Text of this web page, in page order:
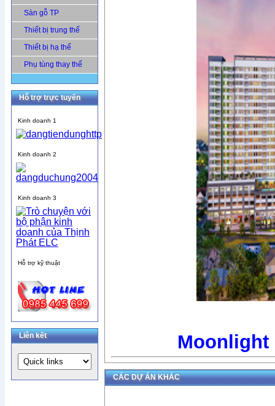
Sàn gỗ TP
Thiết bị trung thế
Thiết bị hạ thế
Phụ tùng thay thế
Hỗ trợ trực tuyến
Kinh doanh 1
Kinh doanh 2
Kinh doanh 3
Hỗ trợ kỹ thuật
Liên kết Moonlight
CÁC DỰ ÁN KHÁC